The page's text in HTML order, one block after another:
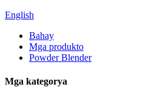
English
Bahay
Mga produkto
Powder Blender
Mga kategorya